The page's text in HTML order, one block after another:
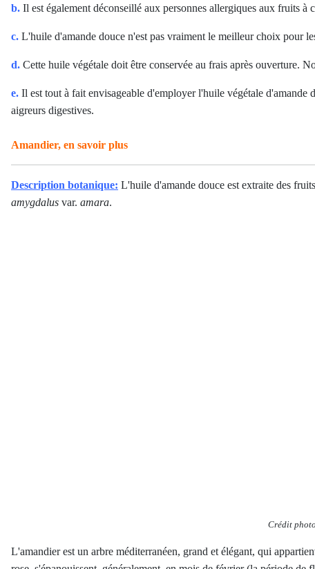
b. Il est également déconseillé aux personnes allergiques aux fruits
c. L'huile d'amande douce n'est pas vraiment le meilleur choix pour
d. Cette huile végétale doit être conservée au frais après ouverture.
e. Il est tout à fait envisageable d'employer l'huile végétale d'amande
aigreurs digestives.
Amandier, en savoir plus
Description botanique: L'huile d'amande douce est extraite des
amygdalus var. amara.
Crédit
L'amandier est un arbre méditerranéen, grand et élégant, qui